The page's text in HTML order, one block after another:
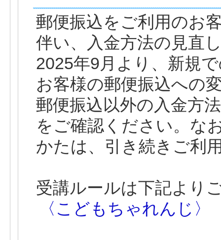
郵便振込をご利用のお
伴い、入金方法の見直
2025年9月より、新規
お客様の郵便振込への
郵便振込以外の入金方
をご確認ください。な
かたは、引き続きご利
受講ルールは下記より
〈こどもちゃれんじ〉